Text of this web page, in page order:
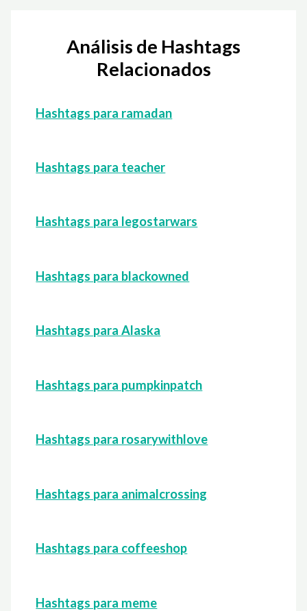
Análisis de Hashtags
Relacionados
Hashtags para ramadan
Hashtags para teacher
Hashtags para legostarwars
Hashtags para blackowned
Hashtags para Alaska
Hashtags para pumpkinpatch
Hashtags para rosarywithlove
Hashtags para animalcrossing
Hashtags para coffeeshop
Hashtags para meme